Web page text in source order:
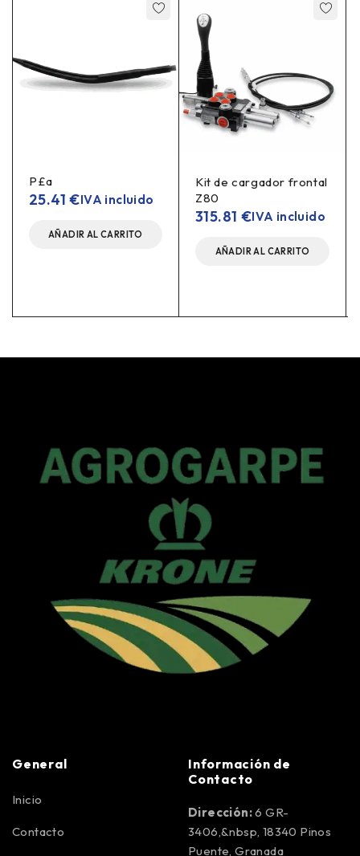
P£a
25.41€IVA incluido
AÑADIR AL CARRITO
Kit de cargador frontal
Z80
315.81 €IVA incluido
AÑADIR AL CARRITO
General
Inicio
Contacto
Información de
Contacto
Dirección:6 GR-
3406,&nbsp, 18340 Pinos
Puente, Granada